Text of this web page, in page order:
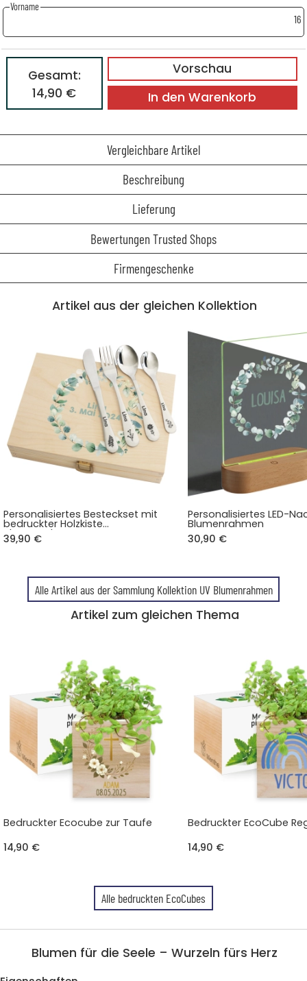
Vorname
16
Vorschau
Gesamt:
14,90 €
In den Warenkorb
Vergleichbare Artikel
Beschreibung
Lieferung
Bewertungen Trusted Shops
Firmengeschenke
Artikel aus der gleichen Kollektion
Personalisiertes Besteckset mit
bedruckter Holzkiste
Blumenrahmen
39,90 €
Personalisiertes LED-
Blumenrahmen
30,90 €
Alle Artikel aus der Sammlung Kollektion UV Blumenrahmen
Artikel zum gleichen Thema
Bedruckter Ecocube zur Taufe
14,90 €
Bedruckter EcoCube
14,90 €
Alle bedruckten EcoCubes
Blumen für die Seele – Wurzeln fürs Herz